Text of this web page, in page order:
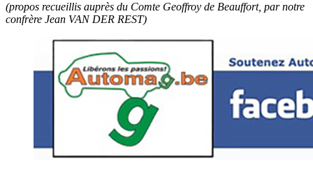
(propos recueillis auprès du Comte Geoffroy de Beauffort, par notre
confrère Jean VAN DER REST)